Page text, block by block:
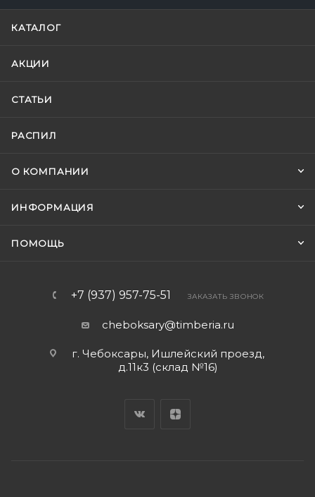
КАТАЛОГ
АКЦИИ
СТАТЬИ
РАСПИЛ
О КОМПАНИИ
ИНФОРМАЦИЯ
ПОМОЩЬ
+7 (937) 957-75-51 ЗАКАЗАТЬ ЗВОНОК
cheboksary@timberia.ru
г. Чебоксары, Ишлейский проезд,
д.11к3 (склад №16)